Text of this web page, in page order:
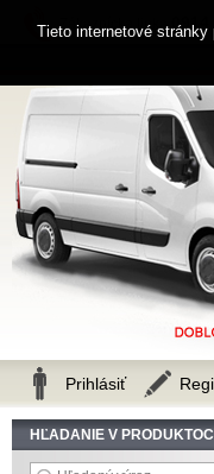
HĽADANIE V
Zákaznícka linka
Prihlásiť
Tieto internetové